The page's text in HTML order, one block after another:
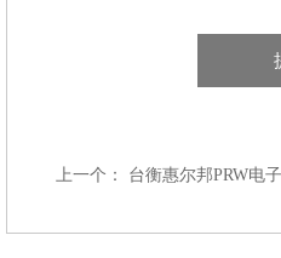
上一个： 台衡惠尔邦PRW电